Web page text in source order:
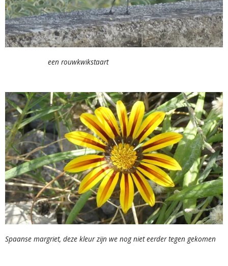
een rouwkwikstaart
Spaanse margriet, deze kleur zijn we nog niet eerder tegen gekomen